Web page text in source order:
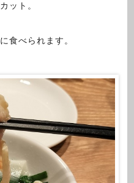
ット。
食べられます。